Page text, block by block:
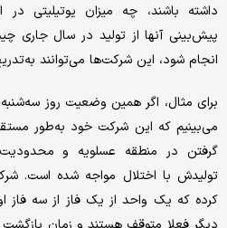
داشته باشند، چه میزان یوتیلیتی
پیش‌بینی آنها از تولید در سال جاری
انجام شود، این شرکت‌ها می‌توانند
برای مثال، اگر همین وضعیت روز
می‌بینیم که این شرکت خود به‌طور
گرفتن در منطقه عسلویه و
تولیدش با اختلال مواجه شده است.
کرده که یک واحد از یک فاز از سه فاز